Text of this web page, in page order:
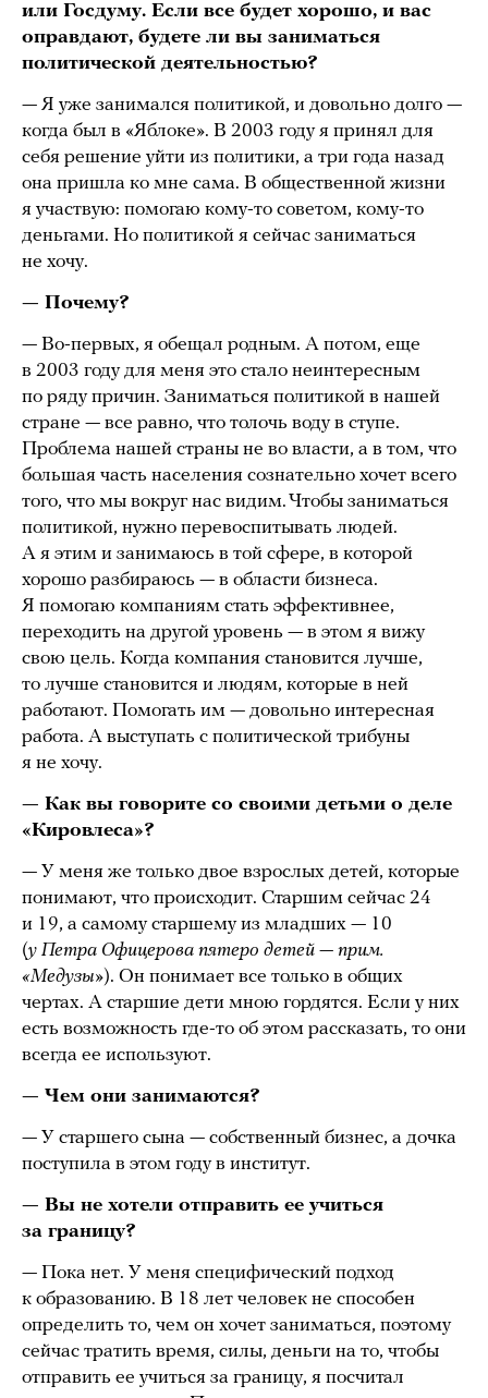
или Госдуму. Если все будет хорошо, и вас
оправдают, будете ли вы заниматься
политической деятельностью?
— Я уже занимался политикой, и довольно долго —
когда был в «Яблоке». В 2003 году я принял для
себя решение уйти из политики, а три года назад
она пришла ко мне сама. В общественной жизни
я участвую: помогаю кому-то советом, кому-то
деньгами. Но политикой я сейчас заниматься
не хочу.
— Почему?
— Во-первых, я обещал родным. А потом, еще
в 2003 году для меня это стало неинтересным
по ряду причин. Заниматься политикой в нашей
стране — все равно, что толочь воду в ступе.
Проблема нашей страны не во власти, а в том, что
большая часть населения сознательно хочет всего
того, что мы вокруг нас видим. Чтобы заниматься
политикой, нужно перевоспитывать людей.
А я этим и занимаюсь в той сфере, в которой
хорошо разбираюсь — в области бизнеса.
Я помогаю компаниям стать эффективнее,
переходить на другой уровень — в этом я вижу
свою цель. Когда компания становится лучше,
то лучше становится и людям, которые в ней
работают. Помогать им — довольно интересная
работа. А выступать с политической трибуны
я не хочу.
— Как вы говорите со своими детьми о деле
«Кировлеса»?
— У меня же только двое взрослых детей, которые
понимают, что происходит. Старшим сейчас 24
и 19, а самому старшему из младших — 10
(у Петра Офицерова пятеро детей — прим.
«Медузы»). Он понимает все только в общих
чертах. А старшие дети мною гордятся. Если у них
есть возможность где-то об этом рассказать, то они
всегда ее используют.
— Чем они занимаются?
— У старшего сына — собственный бизнес, а дочка
поступила в этом году в институт.
— Вы не хотели отправить ее учиться
за границу?
— Пока нет. У меня специфический подход
к образованию. В 18 лет человек не способен
определить то, чем он хочет заниматься, поэтому
сейчас тратить время, силы, деньги на то, чтобы
отправить ее учиться за границу, я посчитал